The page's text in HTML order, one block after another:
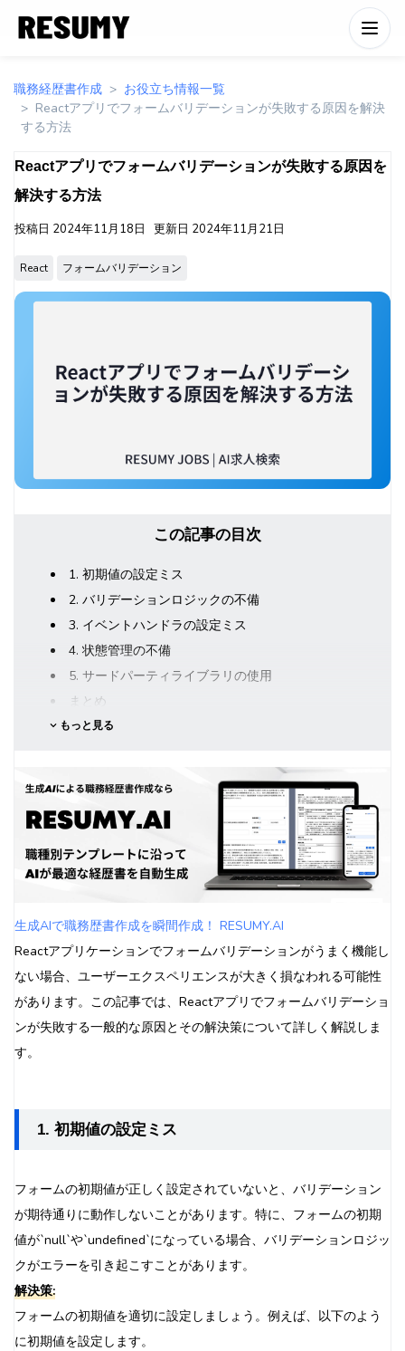
職務経歴書作成
お役立ち情報一覧
Reactアプリでフォームバリデーションが失敗する原因を解決
する方法
Reactアプリでフォームバリデーションが失敗する原因を
解決する方法
投稿日 2024年11月18日 更新日 2024年11月21日
React フォームバリデーション
この記事の目次
1. 初期値の設定ミス
2. バリデーションロジックの不備
3. イベントハンドラの設定ミス
4. 状態管理の不備
5. サードパーティライブラリの使用
まとめ
もっと見る
生成AIで職務歴書作成を瞬間作成！ RESUMY.AI
Reactアプリケーションでフォームバリデーションがうまく機能し
ない場合、ユーザーエクスペリエンスが大きく損なわれる可能性
があります。この記事では、Reactアプリでフォームバリデーショ
ンが失敗する一般的な原因とその解決策について詳しく解説しま
す。
1. 初期値の設定ミス
フォームの初期値が正しく設定されていないと、バリデーション
が期待通りに動作しないことがあります。特に、フォームの初期
値が`null`や`undefined`になっている場合、バリデーションロジッ
クがエラーを引き起こすことがあります。
解決策:
フォームの初期値を適切に設定しましょう。例えば、以下のよう
に初期値を設定します。